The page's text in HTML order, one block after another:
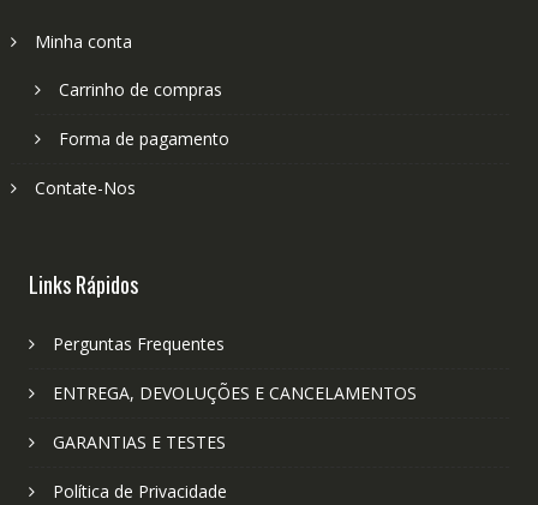
Minha conta
Carrinho de compras
Forma de pagamento
Contate-Nos
Links Rápidos
Perguntas Frequentes
ENTREGA, DEVOLUÇÕES E CANCELAMENTOS
GARANTIAS E TESTES
Política de Privacidade